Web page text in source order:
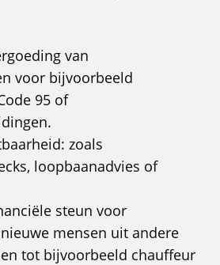
van
voor bijvoorbeeld
95 of
zoals
loopbaanadvies of
steun voor
mensen uit andere
tot bijvoorbeeld chauffeur